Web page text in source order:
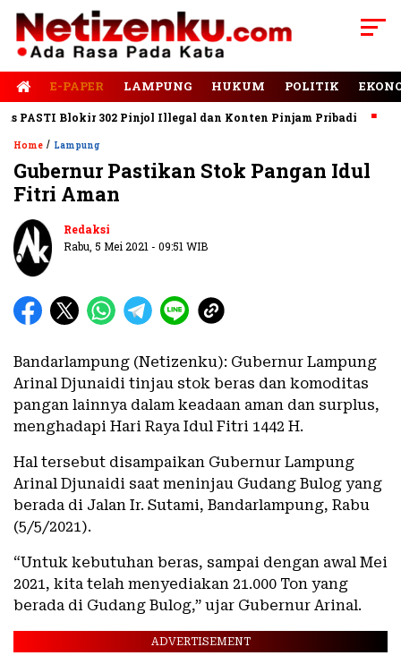
E-PAPER LAMPUNG HUKUM POLITIK
Blokir 302 Pinjol Illegal dan Konten Pinjam Pribadi
Home / Lampung
Gubernur Pastikan Stok Pangan Idul
Fitri Aman
Redaksi
Rabu, 5 Mei 2021 - 09:51 WIB
Bandarlampung (Netizenku): Gubernur Lampung
Arinal Djunaidi tinjau stok beras dan komoditas
pangan lainnya dalam keadaan aman dan surplus,
menghadapi Hari Raya Idul Fitri 1442 H.
Hal tersebut disampaikan Gubernur Lampung
Arinal Djunaidi saat meninjau Gudang Bulog yang
berada di Jalan Ir. Sutami, Bandarlampung, Rabu
(5/5/2021).
“Untuk kebutuhan beras, sampai dengan awal Mei
2021, kita telah menyediakan 21.000 Ton yang
berada di Gudang Bulog,” ujar Gubernur Arinal.
ADVERTISEMENT